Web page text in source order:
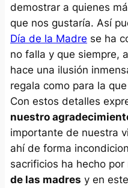
demostrar a quienes
que nos gustaría. Así
Día de la Madre se ha
no falla y que siempre,
hace una ilusión
regala como para la
Con estos detalles
nuestro
importante de nuestra
ahí de forma
sacrificios ha hecho por
de las madres y en